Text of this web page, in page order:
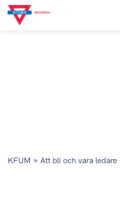
KFUM » Att bli och vara ledare